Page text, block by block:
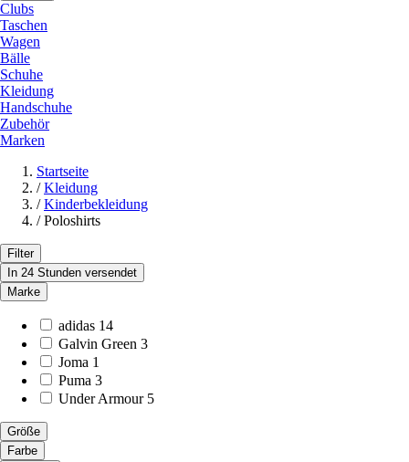
Clubs
Taschen
Wagen
Bälle
Schuhe
Kleidung
Handschuhe
Zubehör
Marken
Startseite
/ Kleidung
/ Kinderbekleidung
/ Poloshirts
Filter
In 24 Stunden versendet
Marke
adidas 14
Galvin Green 3
Joma 1
Puma 3
Under Armour 5
Größe
Farbe